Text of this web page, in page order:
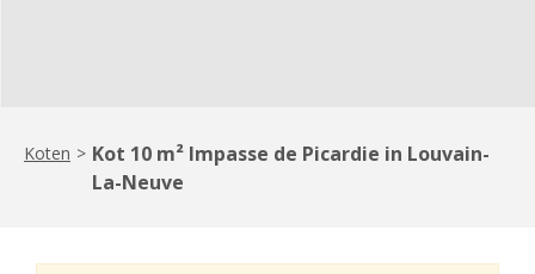
Koten > Kot 10 m² Impasse de Picardie in Louvain-
La-Neuve